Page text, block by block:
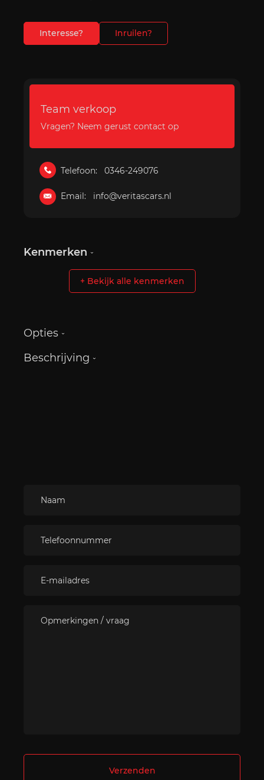
Interesse? Inruilen?
Team verkoop
Vragen? Neem gerust contact op
Telefoon: 0346-249076
Email: info@veritascars.nl
Kenmerken
+ Bekijk alle kenmerken
Opties
Beschrijving
Verzenden